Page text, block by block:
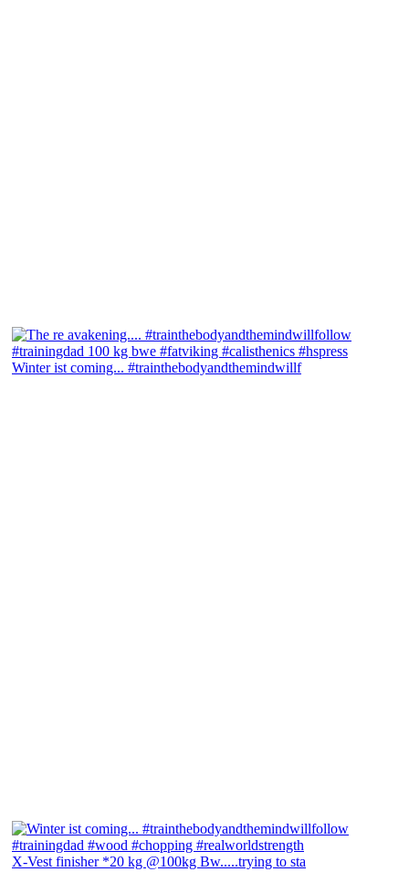
Winter ist coming... #trainthebodyandthemindwillf
X-Vest finisher *20 kg @100kg Bw.....trying to sta